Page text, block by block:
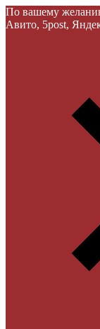
По вашему
Авито, 5post,